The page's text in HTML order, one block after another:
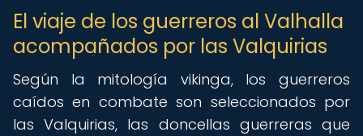
El viaje de los guerreros al Valhalla
acompañados por las Valquirias
Según la mitología vikinga, los guerreros
caídos en combate son seleccionados por
las Valquirias, las doncellas guerreras que